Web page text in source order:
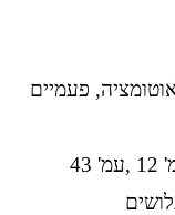
פעמיים
שנים, עד לפני שנתיים-שלוש )ת/3ב', עמ' 12 ,עמ' 43